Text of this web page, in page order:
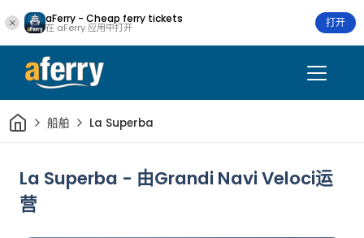
aFerry - Cheap ferry tickets
在 aFerry 应用中打开 打开
家 船舶 La Superba
La Superba - 由Grandi Navi Veloci运
营